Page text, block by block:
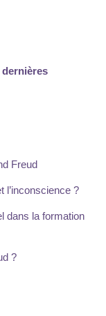
Freud
l’inconscience ?
dans la formation
?